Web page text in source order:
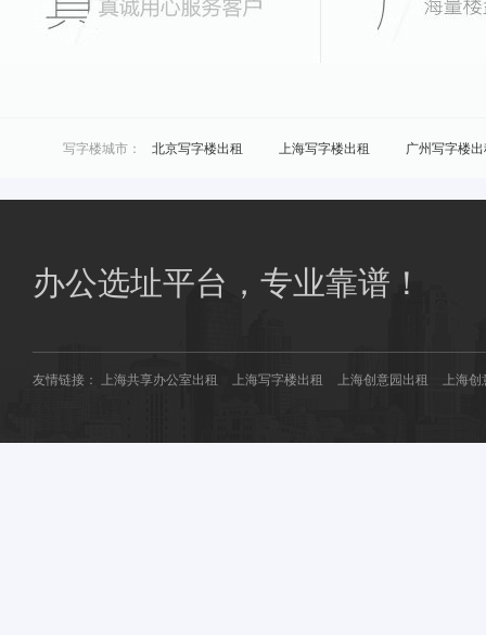
写字楼城市： 北京写字楼出租 上海写字楼出租 广州写字楼
商圈共享办公： 南桥共享办公 花桥共享办公
办公选址平台，专业靠谱！
友情链接： 上海共享办公室出租 上海写字楼出租 上海创意园出租 上海创